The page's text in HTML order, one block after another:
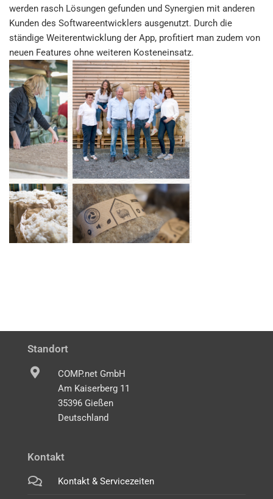
werden rasch Lösungen gefunden und Synergien mit anderen
Kunden des Softwareentwicklers ausgenutzt. Durch die
ständige Weiterentwicklung der App, profitiert man zudem von
neuen Features ohne weiteren Kosteneinsatz.
Standort
COMP.net GmbH
Am Kaiserberg 11
35396 Gießen
Deutschland
Kontakt
Kontakt & Servicezeiten